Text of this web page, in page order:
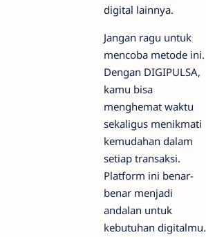
digital lainnya.
Jangan ragu untuk
mencoba metode ini.
Dengan DIGIPULSA,
kamu bisa
menghemat waktu
sekaligus menikmati
kemudahan dalam
setiap transaksi.
Platform ini benar-
benar menjadi
andalan untuk
kebutuhan digitalmu.